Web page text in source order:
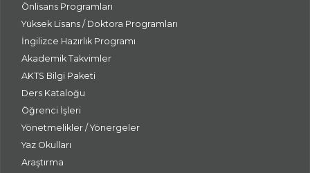
Önlisans Programları
Yüksek Lisans / Doktora Programları
İngilizce Hazırlık Programı
Akademik Takvimler
AKTS Bilgi Paketi
Ders Kataloğu
Öğrenci İşleri
Yönetmelikler / Yönergeler
Yaz Okulları
Araştırma